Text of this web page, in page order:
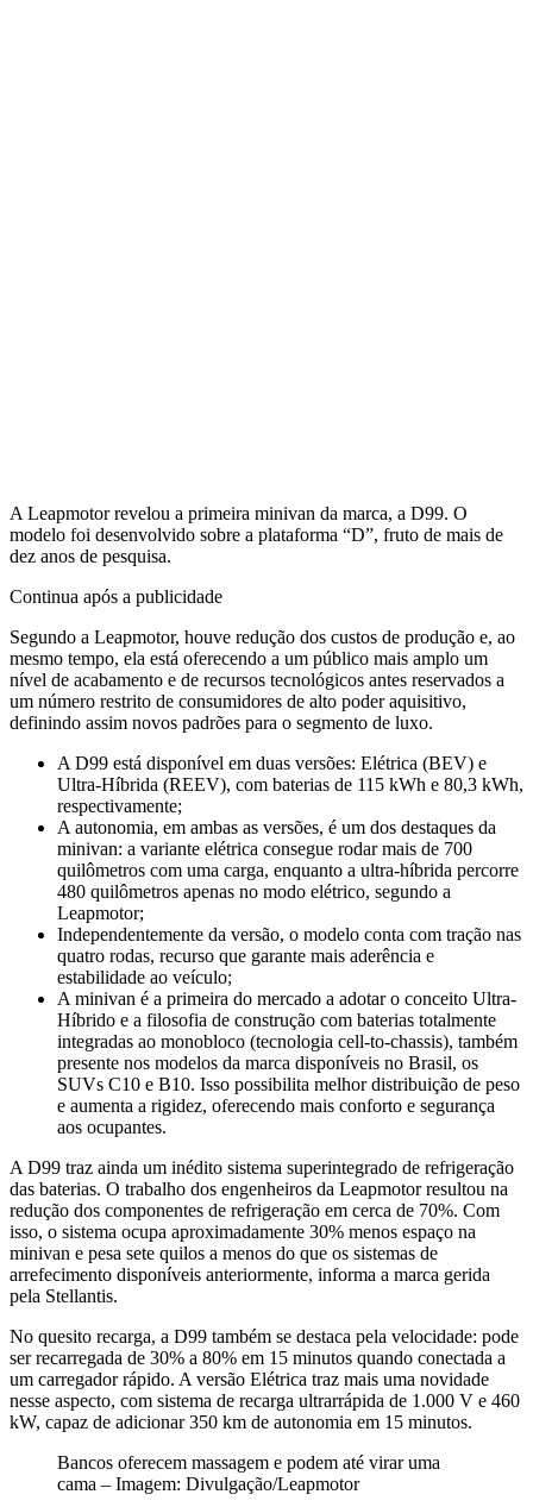
A Leapmotor revelou a primeira minivan da marca, a D99. O
modelo foi desenvolvido sobre a plataforma “D”, fruto de mais de
dez anos de pesquisa.
Continua após a publicidade
Segundo a Leapmotor, houve redução dos custos de produção e, ao
mesmo tempo, ela está oferecendo a um público mais amplo um
nível de acabamento e de recursos tecnológicos antes reservados a
um número restrito de consumidores de alto poder aquisitivo,
definindo assim novos padrões para o segmento de luxo.
A D99 está disponível em duas versões: Elétrica (BEV) e
Ultra-Híbrida (REEV), com baterias de 115 kWh e 80,3 kWh,
respectivamente;
A autonomia, em ambas as versões, é um dos destaques da
minivan: a variante elétrica consegue rodar mais de 700
quilômetros com uma carga, enquanto a ultra-híbrida percorre
480 quilômetros apenas no modo elétrico, segundo a
Leapmotor;
Independentemente da versão, o modelo conta com tração nas
quatro rodas, recurso que garante mais aderência e
estabilidade ao veículo;
A minivan é a primeira do mercado a adotar o conceito Ultra-
Híbrido e a filosofia de construção com baterias totalmente
integradas ao monobloco (tecnologia cell-to-chassis), também
presente nos modelos da marca disponíveis no Brasil, os
SUVs C10 e B10. Isso possibilita melhor distribuição de peso
e aumenta a rigidez, oferecendo mais conforto e segurança
aos ocupantes.
A D99 traz ainda um inédito sistema superintegrado de refrigeração
das baterias. O trabalho dos engenheiros da Leapmotor resultou na
redução dos componentes de refrigeração em cerca de 70%. Com
isso, o sistema ocupa aproximadamente 30% menos espaço na
minivan e pesa sete quilos a menos do que os sistemas de
arrefecimento disponíveis anteriormente, informa a marca gerida
pela Stellantis.
No quesito recarga, a D99 também se destaca pela velocidade: pode
ser recarregada de 30% a 80% em 15 minutos quando conectada a
um carregador rápido. A versão Elétrica traz mais uma novidade
nesse aspecto, com sistema de recarga ultrarrápida de 1.000 V e 460
kW, capaz de adicionar 350 km de autonomia em 15 minutos.
Bancos oferecem massagem e podem até virar uma
cama – Imagem: Divulgação/Leapmotor